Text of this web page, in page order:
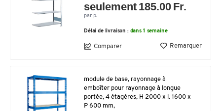
seulement 185.00 Fr.
par p.
Délai de livraison : dans 1 semaine
Comparer Remarquer
module de base, rayonnage à
emboîter pour rayonnage à longue
portée, 4 étagères, H 2000 x l. 1600 x
P 600 mm,